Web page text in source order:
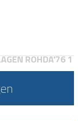
ROHDA'76 1